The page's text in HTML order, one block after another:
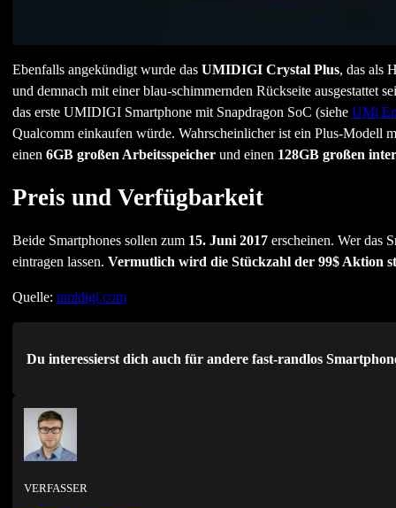
Ebenfalls angekündigt wurde das UMIDIGI Crystal Plus, das als
und demnach mit einer blau-schimmernden Rückseite ausgestattet
das erste UMIDIGI Smartphone mit Snapdragon SoC (siehe UMi
Qualcomm einkaufen würde. Wahrscheinlicher ist ein Plus-
einen 6GB großen Arbeitsspeicherund einen 128GB großen
Preis und Verfügbarkeit
Beide Smartphones sollen zum 15. Juni 2017erscheinen. Wer das
eintragen lassen. Vermutlich wird die Stückzahl der 99$ Aktion
Quelle: umidigi.com
Du interessierst dich auch für andere fast-randlos
VERFASSER